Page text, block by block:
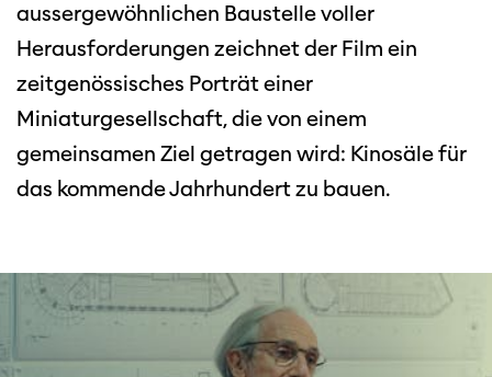
aussergewöhnlichen Baustelle voller
Herausforderungen zeichnet der Film ein
zeitgenössisches Porträt einer
Miniaturgesellschaft, die von einem
gemeinsamen Ziel getragen wird: Kinosäle für
das kommende Jahrhundert zu bauen.